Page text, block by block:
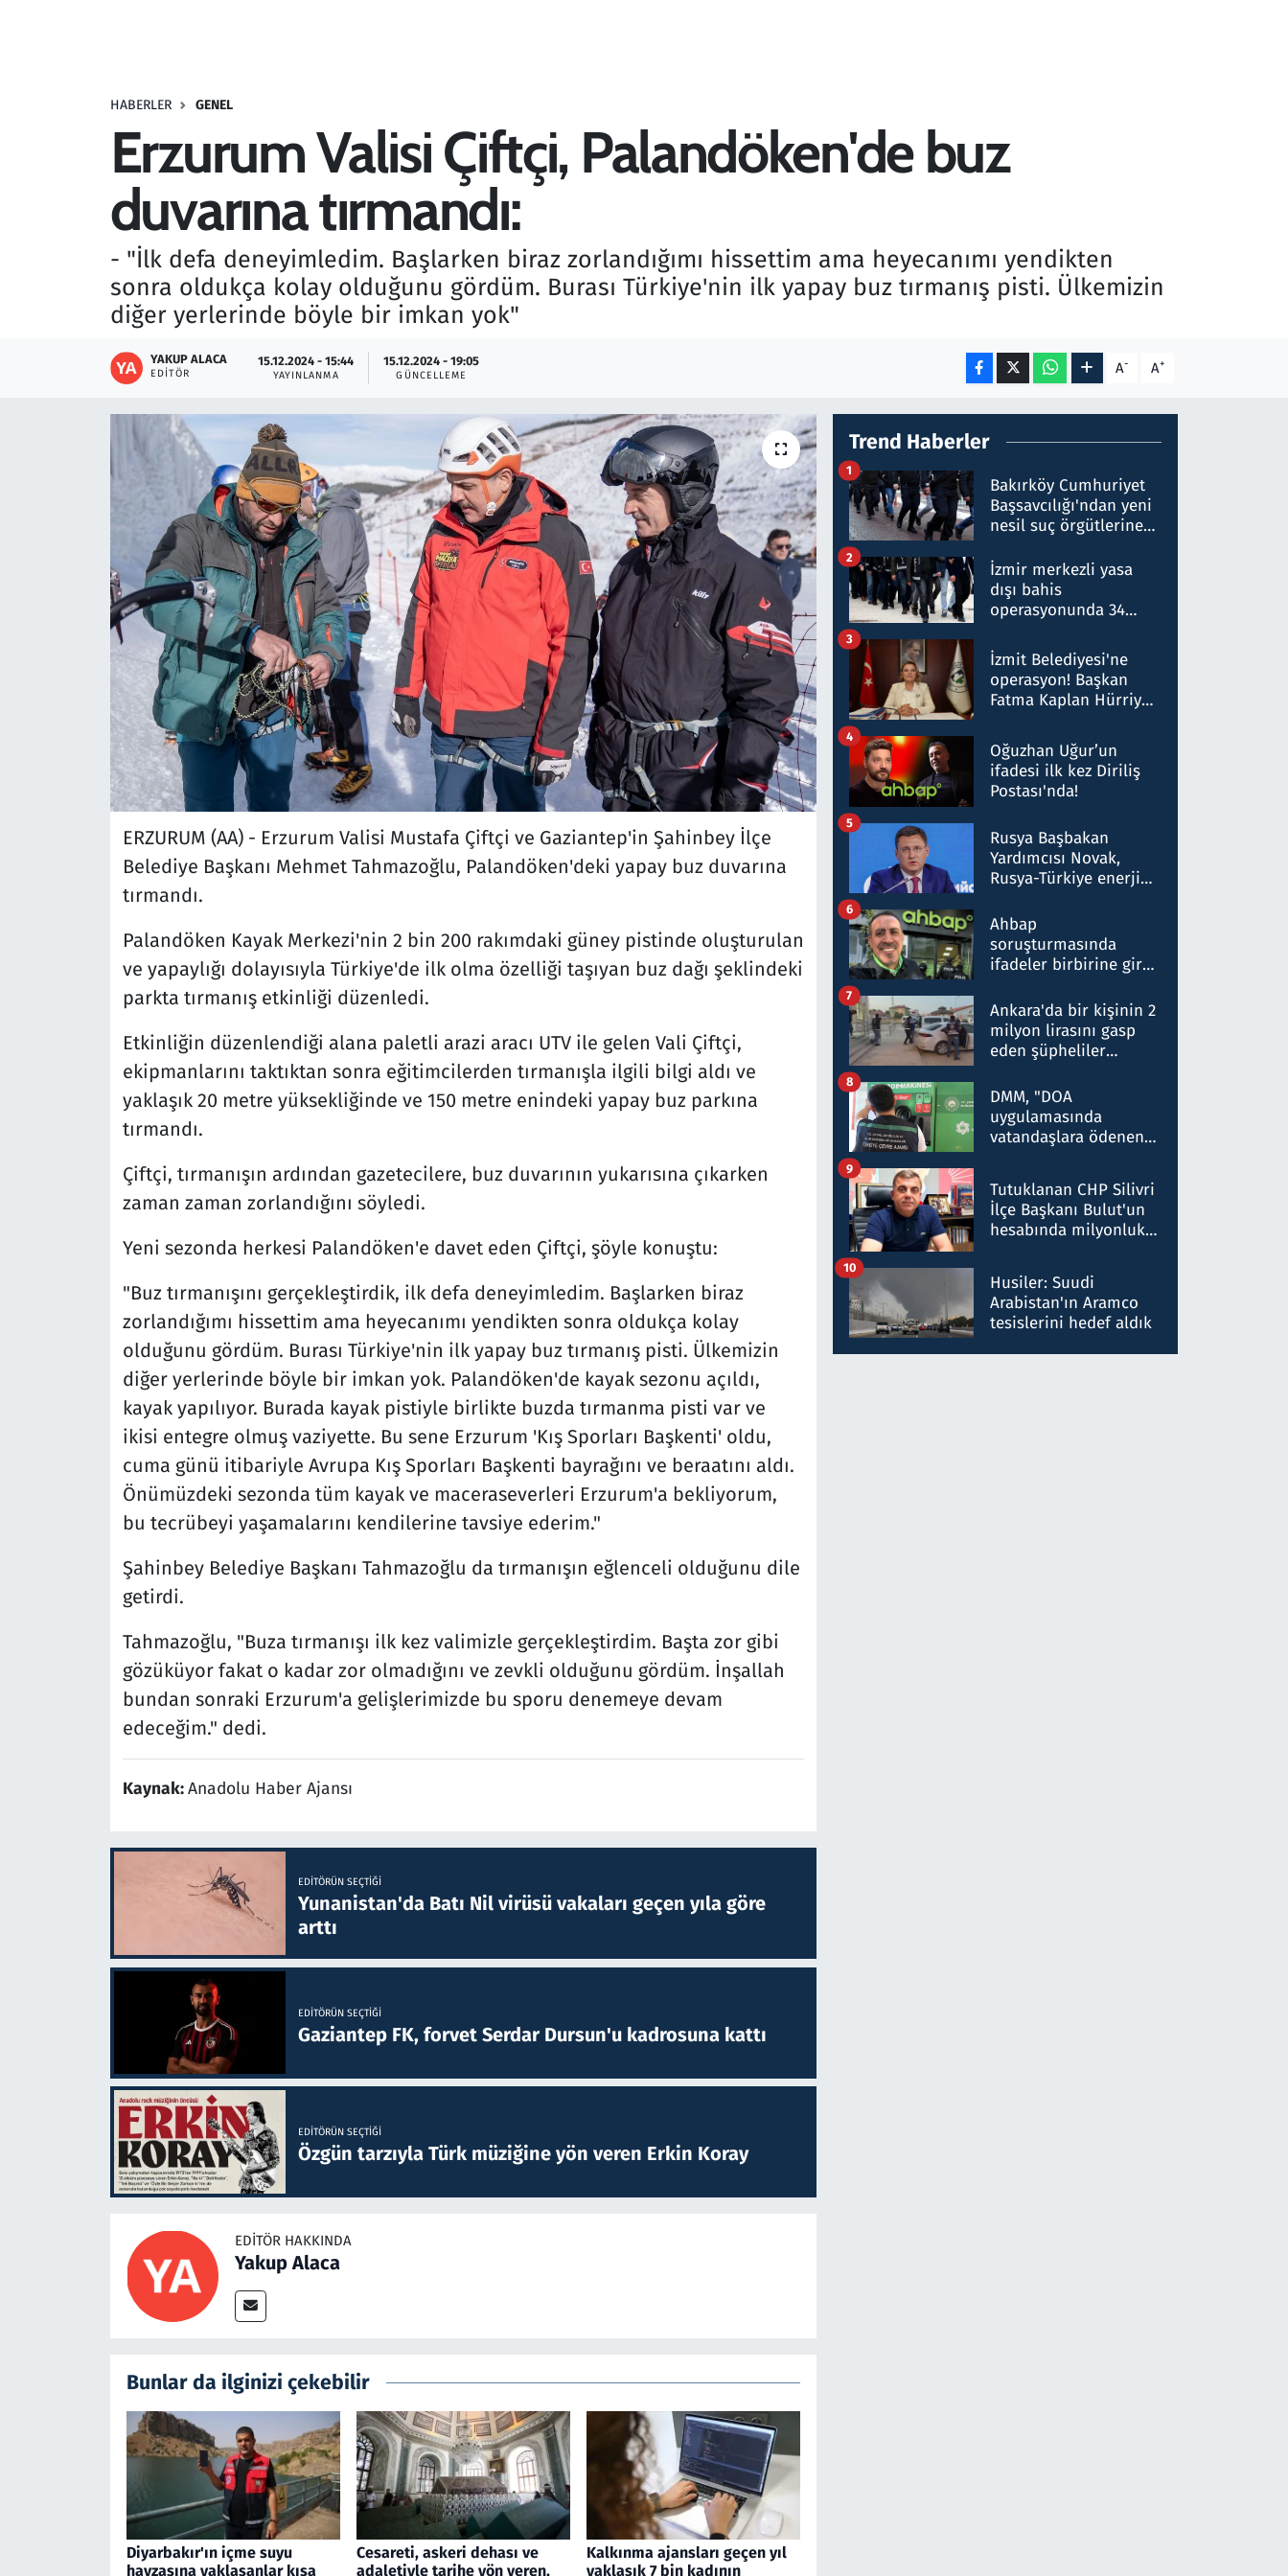
HABERLER GENEL
Erzurum Valisi Çiftçi, Palandöken'de buz
duvarına tırmandı:
- "İlk defa deneyimledim. Başlarken biraz zorlandığımı hissettim ama heyecanımı yendikten
sonra oldukça kolay olduğunu gördüm. Burası Türkiye'nin ilk yapay buz tırmanış pisti. Ülkemizin
diğer yerlerinde böyle bir imkan yok"
YAKUP ALACA
EDITÖR
15.12.2024 - 15:44
YAYINLANMA
15.12.2024 - 19:05
GÜNCELLEME A- A+
ERZURUM (AA) - Erzurum Valisi Mustafa Çiftçi ve Gaziantep'in Şahinbey İlçe
Belediye Başkanı Mehmet Tahmazoğlu, Palandöken'deki yapay buz duvarına
tırmandı.
Palandöken Kayak Merkezi'nin 2 bin 200 rakımdaki güney pistinde oluşturulan
ve yapaylığı dolayısıyla Türkiye'de ilk olma özelliği taşıyan buz dağı şeklindeki
parkta tırmanış etkinliği düzenledi.
Etkinliğin düzenlendiği alana paletli arazi aracı UTV ile gelen Vali Çiftçi,
ekipmanlarını taktıktan sonra eğitimcilerden tırmanışla ilgili bilgi aldı ve
yaklaşık 20 metre yüksekliğinde ve 150 metre enindeki yapay buz parkına
tırmandı.
Çiftçi, tırmanışın ardından gazetecilere, buz duvarının yukarısına çıkarken
zaman zaman zorlandığını söyledi.
Yeni sezonda herkesi Palandöken'e davet eden Çiftçi, şöyle konuştu:
"Buz tırmanışını gerçekleştirdik, ilk defa deneyimledim. Başlarken biraz
zorlandığımı hissettim ama heyecanımı yendikten sonra oldukça kolay
olduğunu gördüm. Burası Türkiye'nin ilk yapay buz tırmanış pisti. Ülkemizin
diğer yerlerinde böyle bir imkan yok. Palandöken'de kayak sezonu açıldı,
kayak yapılıyor. Burada kayak pistiyle birlikte buzda tırmanma pisti var ve
ikisi entegre olmuş vaziyette. Bu sene Erzurum 'Kış Sporları Başkenti' oldu,
cuma günü itibariyle Avrupa Kış Sporları Başkenti bayrağını ve beraatını aldı.
Önümüzdeki sezonda tüm kayak ve maceraseverleri Erzurum'a bekliyorum,
bu tecrübeyi yaşamalarını kendilerine tavsiye ederim."
Şahinbey Belediye Başkanı Tahmazoğlu da tırmanışın eğlenceli olduğunu dile
getirdi.
Tahmazoğlu, "Buza tırmanışı ilk kez valimizle gerçekleştirdim. Başta zor gibi
gözüküyor fakat o kadar zor olmadığını ve zevkli olduğunu gördüm. İnşallah
bundan sonraki Erzurum'a gelişlerimizde bu sporu denemeye devam
edeceğim." dedi.
Kaynak:Anadolu Haber Ajansı
EDITÖRÜN SEÇTIĞI
Yunanistan'da Batı Nil virüsü vakaları geçen yıla göre
arttı
EDITÖRÜN SEÇTIĞI
Gaziantep FK, forvet Serdar Dursun'u kadrosuna kattı
EDITÖRÜN SEÇTIĞI
Özgün tarzıyla Türk müziğine yön veren Erkin Koray
EDITÖR HAKKINDA
Yakup Alaca
Bunlar da ilginizi çekebilir
Diyarbakır'ın içme suyu
havzasına yaklaşanlar kısa
Cesareti, askeri dehası ve
adaletiyle tarihe yön veren,
Kalkınma ajansları geçen yıl
yaklaşık 7 bin kadının
Trend Haberler
Bakırköy Cumhuriyet
Başsavcılığı'ndan yeni
nesil suç örgütlerine
hakkında gözaltı kararı
1
İzmir merkezli yasa
dışı bahis
operasyonunda 34
Milyar liralık para
trafiği tespit edildi
2
İzmit Belediyesi'ne
operasyon! Başkan
Fatma Kaplan Hürriyet
3
Oğuzhan Uğur’un
ifadesi ilk kez Diriliş
Postası'nda!
4
Rusya Başbakan
Yardımcısı Novak,
Rusya-Türkiye enerji
nitelikte olduğunu
belirtti
5
Ahbap
soruşturmasında
ifadeler birbirine girdi:
ifadelerinden ortaya
çıkan tablo şok etti
6
Ankara'da bir kişinin 2
milyon lirasını gasp
eden şüpheliler
7
DMM, "DOA
uygulamasında
vatandaşlara ödenen
düşürüldüğü" iddiasını
yalanladı
8
Tutuklanan CHP Silivri
İlçe Başkanı Bulut'un
hesabında milyonluk
talimat verdi, ben
gönderdim
9
Husiler: Suudi
Arabistan'ın Aramco
tesislerini hedef aldık
10
Savunma Sanayi
Televizyon